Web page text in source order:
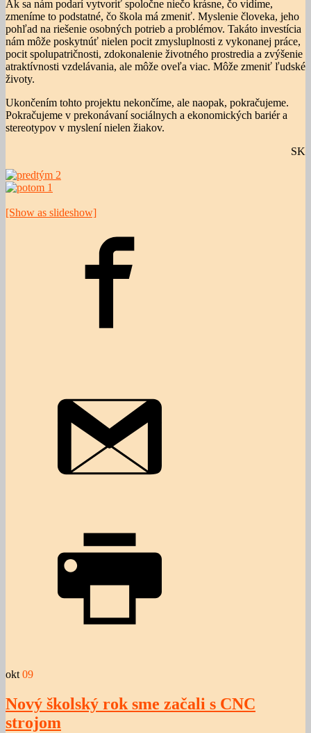
Ak sa nám podarí vytvoriť spoločne niečo krásne, čo vidíme,
zmeníme to podstatné, čo škola má zmeniť. Myslenie človeka, jeho
pohľad na riešenie osobných potrieb a problémov. Takáto investícia
nám môže poskytnúť nielen pocit zmysluplnosti z vykonanej práce,
pocit spolupatričnosti, zdokonalenie životného prostredia a zvýšenie
atraktívnosti vzdelávania, ale môže oveľa viac. Môže zmeniť ľudské
životy.
Ukončením tohto projektu nekončíme, ale naopak, pokračujeme.
Pokračujeme v prekonávaní sociálnych a ekonomických bariér a
stereotypov v myslení nielen žiakov.
SK
[Show as slideshow]
okt 09
Nový školský rok sme začali s CNC
strojom